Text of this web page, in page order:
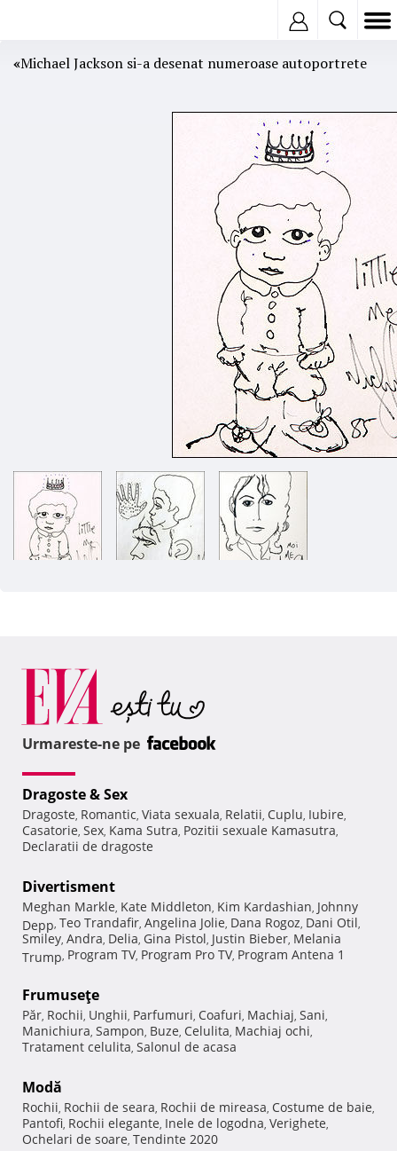
«Michael Jackson si-a desenat numeroase autoportrete
Urmareste-ne pe
Dragoste & Sex
Dragoste, Romantic, Viata sexuala, Relatii, Cuplu, Iubire,
Casatorie, Sex, Kama Sutra, Pozitii sexuale Kamasutra,
Declaratii de dragoste
Divertisment
Meghan Markle, Kate Middleton, Kim Kardashian, Johnny
Depp, Teo Trandafir, Angelina Jolie, Dana Rogoz, Dani Otil,
Smiley, Andra, Delia, Gina Pistol, Justin Bieber, Melania
Trump, Program TV, Program Pro TV, Program Antena 1
Frumuseţe
Păr, Rochii, Unghii, Parfumuri, Coafuri, Machiaj, Sani,
Manichiura, Sampon, Buze, Celulita, Machiaj ochi,
Tratament celulita, Salonul de acasa
Modă
Rochii, Rochii de seara, Rochii de mireasa, Costume de baie,
Pantofi, Rochii elegante, Inele de logodna, Verighete,
Ochelari de soare, Tendinte 2020